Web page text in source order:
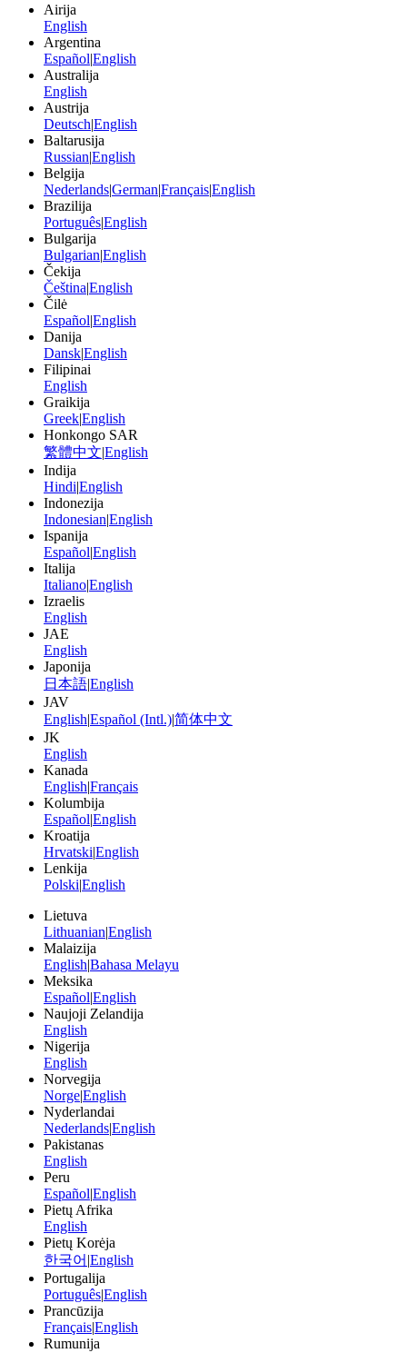
Airija
English
Argentina
Español|English
Australija
English
Austrija
Deutsch|English
Baltarusija
Russian|English
Belgija
Nederlands|German|Français|English
Brazilija
Português|English
Bulgarija
Bulgarian|English
Čekija
Čeština|English
Čilė
Español|English
Danija
Dansk|English
Filipinai
English
Graikija
Greek|English
Honkongo SAR
繁體中文|English
Indija
Hindi|English
Indonezija
Indonesian|English
Ispanija
Español|English
Italija
Italiano|English
Izraelis
English
JAE
English
Japonija
日本語|English
JAV
English|Español (Intl.)|简体中文
JK
English
Kanada
English|Français
Kolumbija
Español|English
Kroatija
Hrvatski|English
Lenkija
Polski|English
Lietuva
Lithuanian|English
Malaizija
English|Bahasa Melayu
Meksika
Español|English
Naujoji Zelandija
English
Nigerija
English
Norvegija
Norge|English
Nyderlandai
Nederlands|English
Pakistanas
English
Peru
Español|English
Pietų Afrika
English
Pietų Korėja
한국어 |English
Portugalija
Português|English
Prancūzija
Français|English
Rumunija